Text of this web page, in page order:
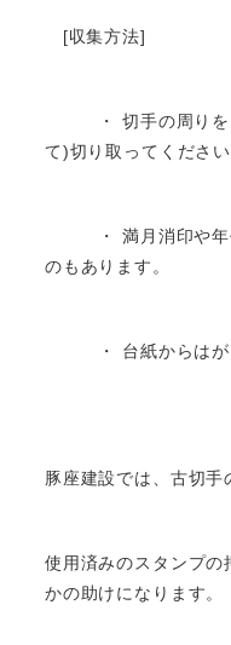
[収集方法]
・ 切手の周りを1
て)切り取ってください
・ 満月消印や年代
のもあります。
・ 台紙からはがさ
豚座建設では、古切手
使用済みのスタンプの
かの助けになります。